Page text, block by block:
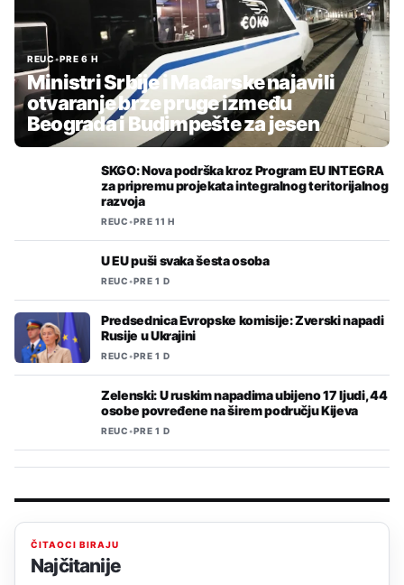
REUC•PRE 6 H
Ministri Srbije i Mađarske najavili
otvaranje brze pruge između
Beograda i Budimpešte za jesen
SKGO: Nova podrška kroz Program EU INTEGRA
za pripremu projekata integralnog teritorijalnog
razvoja
REUC•PRE 11 H
U EU puši svaka šesta osoba
REUC•PRE 1 D
Predsednica Evropske komisije: Zverski napadi
Rusije u Ukrajini
REUC•PRE 1 D
Zelenski: U ruskim napadima ubijeno 17 ljudi, 44
osobe povređene na širem području Kijeva
REUC•PRE 1 D
ČITAOCI BIRAJU
Najčitanije